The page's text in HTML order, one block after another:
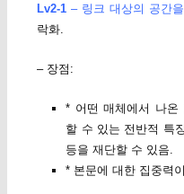
Lv2-1– 링크 대상의 공간
락화.
– 장점:
* 어떤 매체에서 나온
할 수 있는 전반적 특
등을 재단할 수 있음.
* 본문에 대한 집중력